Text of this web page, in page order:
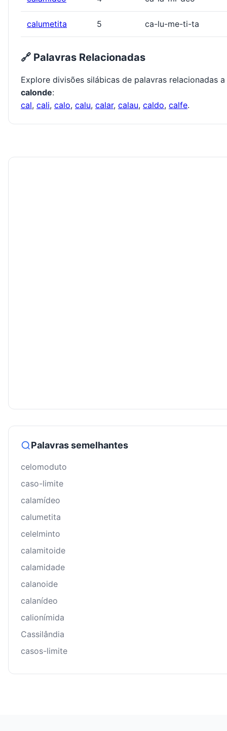
calumetita 5 ca-lu-me-ti-ta
🔗 Palavras Relacionadas
Explore divisões silábicas de palavras relacionadas a
calonde:
cal, cali, calo, calu, calar, calau, caldo, calfe.
Palavras semelhantes
celomoduto
caso-limite
calamídeo
calumetita
celelminto
calamitoide
calamidade
calanoide
calanídeo
calionímida
Cassilândia
casos-limite